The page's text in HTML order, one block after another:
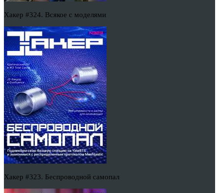
Хакер #324. Всякое с моделями
Хакер #323. Беспроводной самопал